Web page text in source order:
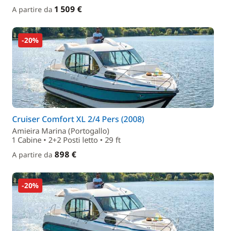
A partire da 1 509 €
-20%
Cruiser Comfort XL 2/4 Pers (2008)
Amieira Marina (Portogallo)
1 Cabine • 2+2 Posti letto • 29 ft
A partire da 898 €
-20%